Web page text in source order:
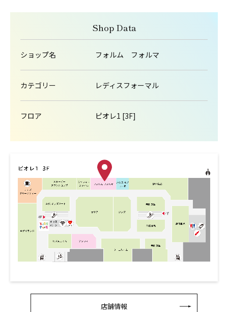
Shop Data
ショップ名 フォルム フォルマ
カテゴリー レディスフォーマル
フロア ピオレ1 [3F]
店舗情報